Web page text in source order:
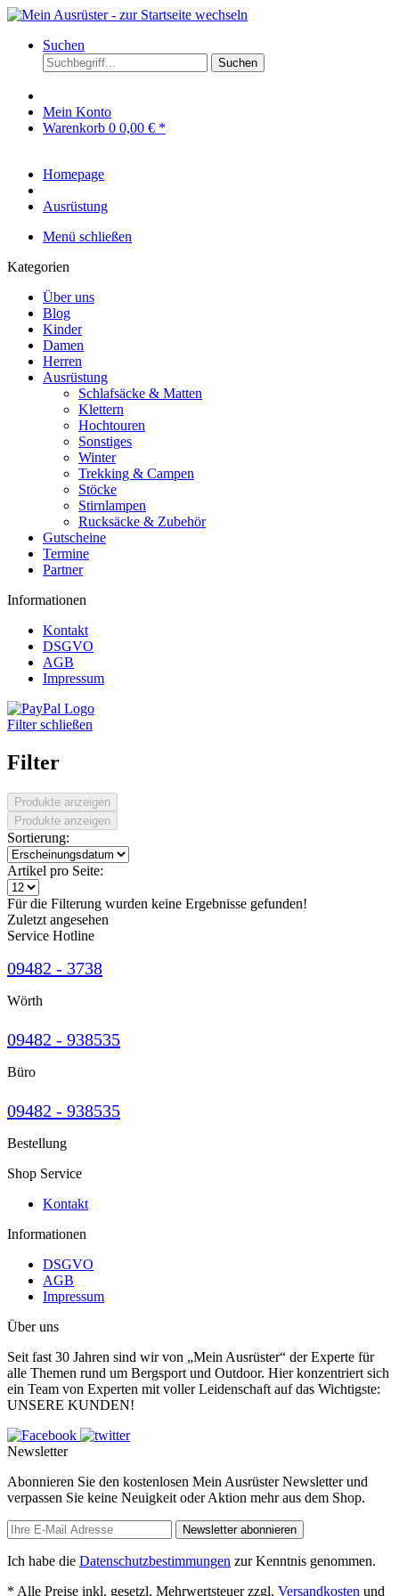
Suchen
Suchen
Mein Konto
Warenkorb 0 0,00 € *
Homepage
Ausrüstung
Menü schließen
Kategorien
Über uns
Blog
Kinder
Damen
Herren
Ausrüstung
Schlafsäcke & Matten
Klettern
Hochtouren
Sonstiges
Winter
Trekking & Campen
Stöcke
Stirnlampen
Rucksäcke & Zubehör
Gutscheine
Termine
Partner
Informationen
Kontakt
DSGVO
AGB
Impressum
Filter schließen
Filter
Produkte anzeigen
Produkte anzeigen
Sortierung:
Artikel pro Seite:
Für die Filterung wurden keine Ergebnisse gefunden!
Zuletzt angesehen
Service Hotline
09482 - 3738
Wörth
09482 - 938535
Büro
09482 - 938535
Bestellung
Shop Service
Kontakt
Informationen
DSGVO
AGB
Impressum
Über uns
Seit fast 30 Jahren sind wir von „Mein Ausrüster“ der Experte für
alle Themen rund um Bergsport und Outdoor. Hier konzentriert sich
ein Team von Experten mit voller Leidenschaft auf das Wichtigste:
UNSERE KUNDEN!
Newsletter
Abonnieren Sie den kostenlosen Mein Ausrüster Newsletter und
verpassen Sie keine Neuigkeit oder Aktion mehr aus dem Shop.
Newsletter abonnieren
Ich habe die Datenschutzbestimmungen zur Kenntnis genommen.
* Alle Preise inkl. gesetzl. Mehrwertsteuer zzgl. Versandkosten und